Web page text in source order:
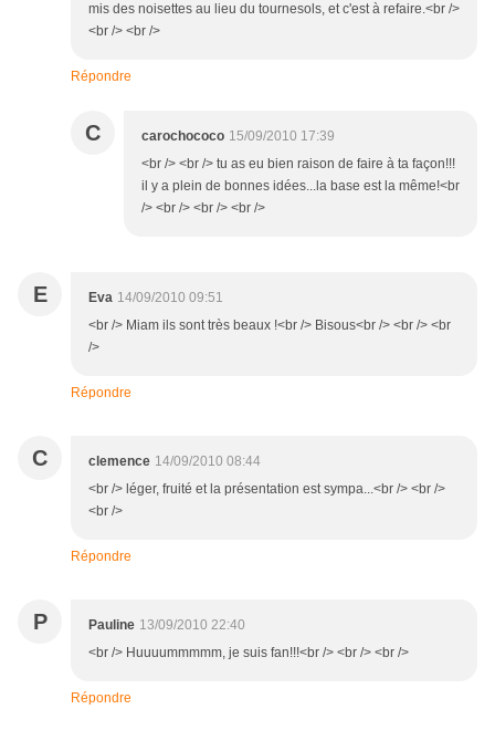
mis des noisettes au lieu du tournesols, et c'est à refaire.<br />
<br /> <br />
Répondre
C carochococo 15/09/2010 17:39
<br /> <br /> tu as eu bien raison de faire à ta façon!!!
il y a plein de bonnes idées...la base est la même!<br
/> <br /> <br /> <br />
E Eva 14/09/2010 09:51
<br /> Miam ils sont très beaux !<br /> Bisous<br /> <br /> <br
/>
Répondre
C clemence 14/09/2010 08:44
<br /> léger, fruité et la présentation est sympa...<br /> <br />
<br />
Répondre
P Pauline 13/09/2010 22:40
<br /> Huuuummmmm, je suis fan!!!<br /> <br /> <br />
Répondre